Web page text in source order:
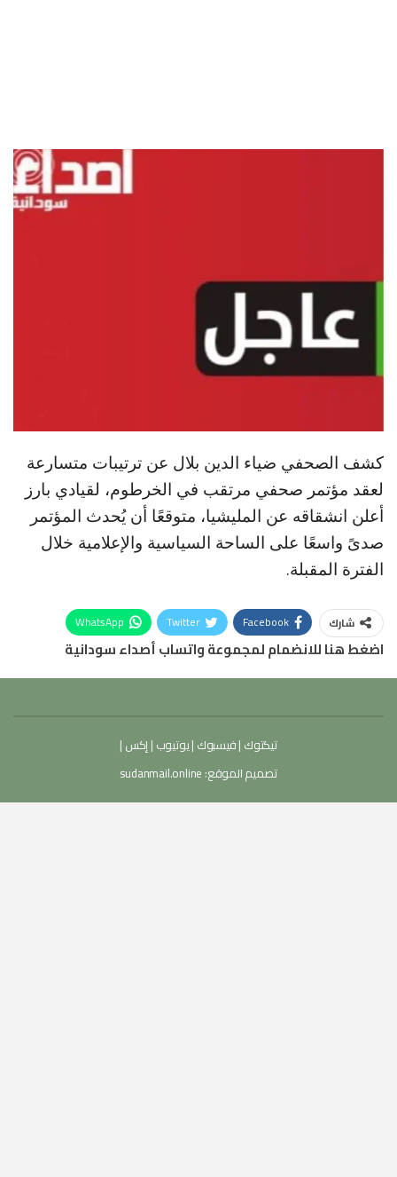
كشف الصحفي ضياء الدين بلال عن ترتيبات متسارعة
لعقد مؤتمر صحفي مرتقب في الخرطوم، لقيادي بارز
أعلن انشقاقه عن المليشيا، متوقعًا أن يُحدث المؤتمر
صدىً واسعًا على الساحة السياسية والإعلامية خلال
الفترة المقبلة.
شارك Facebook
Twitter
WhatsApp
اضغط هنا للانضمام لمجموعة واتساب أصداء سودانية
تيكتوك |فيسبوك |يوتيوب | إكس |
تصميم الموقع: sudanmail.online